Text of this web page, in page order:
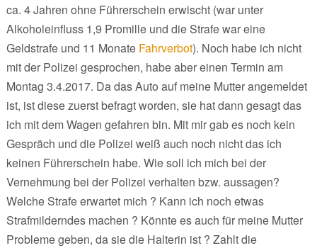
ca. 4 Jahren ohne Führerschein erwischt (war unter
Alkoholeinfluss 1,9 Promille und die Strafe war eine
Geldstrafe und 11 Monate Fahrverbot). Noch habe ich nicht
mit der Polizei gesprochen, habe aber einen Termin am
Montag 3.4.2017. Da das Auto auf meine Mutter angemeldet
ist, ist diese zuerst befragt worden, sie hat dann gesagt das
ich mit dem Wagen gefahren bin. Mit mir gab es noch kein
Gespräch und die Polizei weiß auch noch nicht das ich
keinen Führerschein habe. Wie soll ich mich bei der
Vernehmung bei der Polizei verhalten bzw. aussagen?
Welche Strafe erwartet mich ? Kann ich noch etwas
Strafmilderndes machen ? Könnte es auch für meine Mutter
Probleme geben, da sie die Halterin ist ? Zahlt die